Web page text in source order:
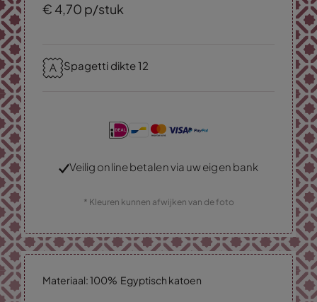
€ 4,70 p/stuk
Spagetti dikte 12
Veilig online betalen via uw eigen bank
* Kleuren kunnen afwijken van de foto
Materiaal: 100% Egyptisch katoen